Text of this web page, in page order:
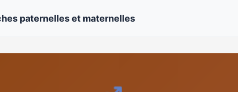
paternelles et maternelles